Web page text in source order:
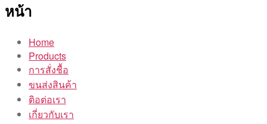
หน้า
Home
Products
การสั่งชื้อ
ขนส่งสินค้า
ติอต่อเรา
เกี่ยวกับเรา